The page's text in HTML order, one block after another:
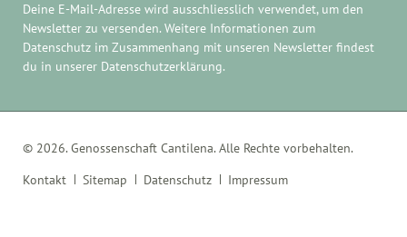
Deine E-Mail-Adresse wird ausschliesslich verwendet, um den
Newsletter zu versenden. Weitere Informationen zum
Datenschutz im Zusammenhang mit unseren Newsletter findest
du in unserer Datenschutzerklärung.
© 2026. Genossenschaft Cantilena. Alle Rechte vorbehalten.
Navigation
Kontakt Sitemap Datenschutz Impressum